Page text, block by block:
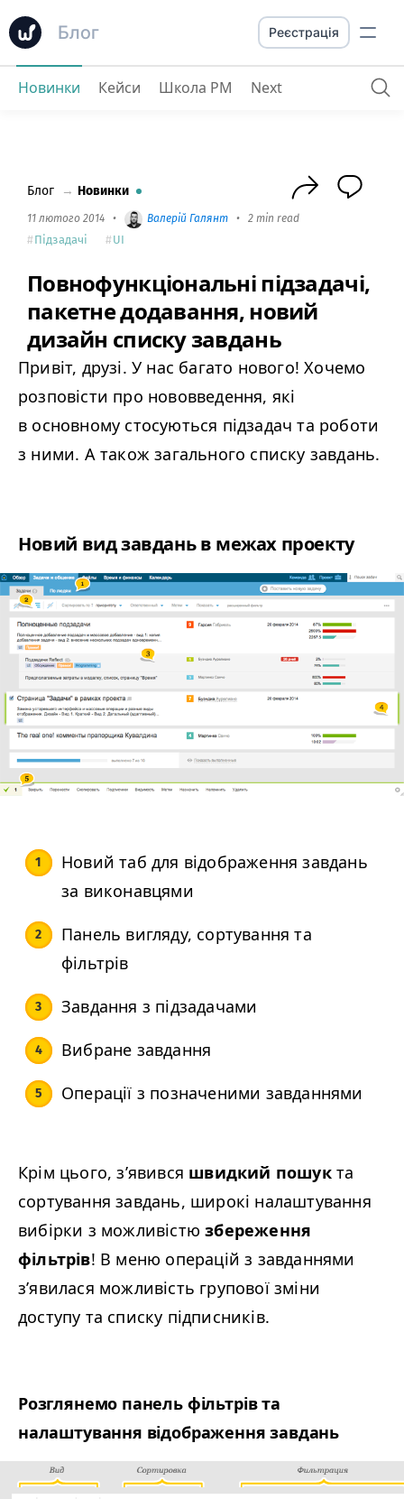
Блог
Повнофункціональні підзадачі, пакетне додавання, новий дизайн списку завдань
Реєстрація
Новинки Кейси Школа PM Next
Блог → Новинки
11 лютого 2014 • Валерій Галянт • 2 min read
Підзадачі UI
Повнофункціональні підзадачі,
пакетне додавання, новий
дизайн списку завдань
Привіт, друзі. У нас багато нового! Хочемо
розповісти про нововведення, які
в основному стосуються підзадач та роботи
з ними. А також загального списку завдань.
Новий вид завдань в межах проекту
Новий таб для відображення завдань
за виконавцями
Панель вигляду, сортування та
фільтрів
Завдання з підзадачами
Вибране завдання
Операції з позначеними завданнями
Крім цього, з’явився швидкий пошукта
сортування завдань, широкі налаштування
вибірки з можливістюзбереження
фільтрів! В меню операцій з завданнями
з’явилася можливість групової зміни
доступу та списку підписників.
Розглянемо панель фільтрів та
налаштування відображення завдань